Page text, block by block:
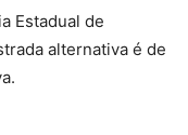
Estadual de
alternativa é de